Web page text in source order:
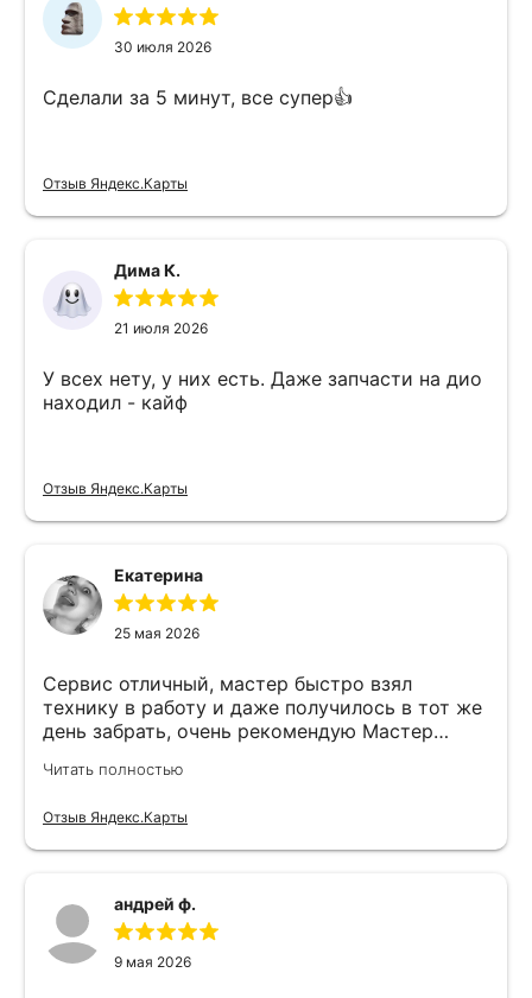
30 июля 2026
Сделали за 5 минут, все супер👍
Отзыв Яндекс.Карты
Дима К.
21 июля 2026
У всех нету, у них есть. Даже запчасти на дио
находил - кайф
Отзыв Яндекс.Карты
Екатерина
25 мая 2026
Сервис отличный, мастер быстро взял
технику в работу и даже получилось в тот же
день забрать, очень рекомендую Мастер
Читать полностью
Отзыв Яндекс.Карты
андрей ф.
9 мая 2026